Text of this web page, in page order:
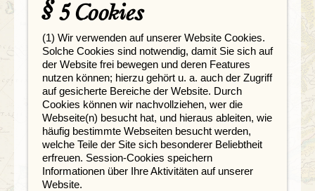
§ 5 Cookies
(1) Wir verwenden auf unserer Website Cookies.
Solche Cookies sind notwendig, damit Sie sich auf
der Website frei bewegen und deren Features
nutzen können; hierzu gehört u. a. auch der Zugriff
auf gesicherte Bereiche der Website. Durch
Cookies können wir nachvollziehen, wer die
Webseite(n) besucht hat, und hieraus ableiten, wie
häufig bestimmte Webseiten besucht werden,
welche Teile der Site sich besonderer Beliebtheit
erfreuen. Session-Cookies speichern
Informationen über Ihre Aktivitäten auf unserer
Website.